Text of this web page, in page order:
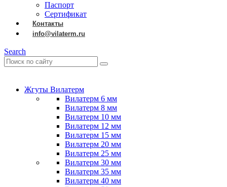
Паспорт
Сертификат
Контакты
info@vilaterm.ru
Search
Жгуты Вилатерм
Вилатерм 6 мм
Вилатерм 8 мм
Вилатерм 10 мм
Вилатерм 12 мм
Вилатерм 15 мм
Вилатерм 20 мм
Вилатерм 25 мм
Вилатерм 30 мм
Вилатерм 35 мм
Вилатерм 40 мм